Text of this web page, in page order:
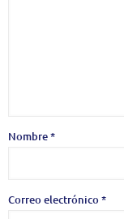
Nombre*
Correo electrónico*